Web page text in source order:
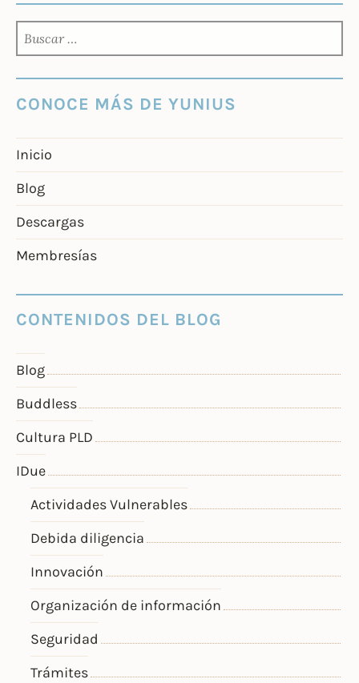
CONOCE MÁS DE YUNIUS
Inicio
Blog
Descargas
Membresías
CONTENIDOS DEL BLOG
Blog
Buddless
Cultura PLD
IDue
Actividades Vulnerables
Debida diligencia
Innovación
Organización de información
Seguridad
Trámites